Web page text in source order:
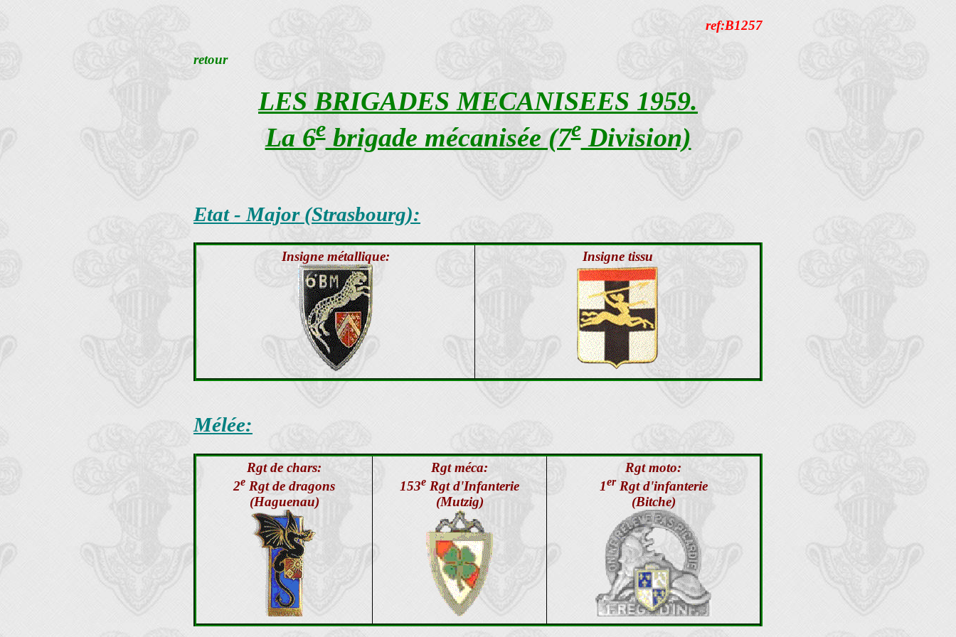
ref:B1257
retour
LES BRIGADES MECANISEES 1959.
La 6ebrigade mécanisée (7eDivision)
Etat - Major (Strasbourg):
Insigne métallique: Insigne tissu
Mélée:
Rgt de chars:
2e Rgt de dragons
(Haguenau)
Rgt méca:
153e Rgt d'Infanterie
(Mutzig)
Rgt moto:
1erRgt d'infanterie
(Bitche)